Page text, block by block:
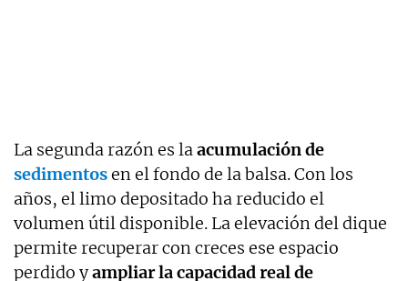
La segunda razón es laacumulación de
sedimentosen el fondo de la balsa. Con los
años, el limo depositado ha reducido el
volumen útil disponible. La elevación del dique
permite recuperar con creces ese espacio
perdido yampliar la capacidad real de